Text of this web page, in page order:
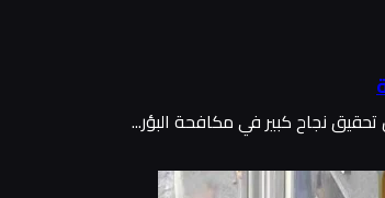
تحقيق نجاح كبير في مكافحة البؤر...